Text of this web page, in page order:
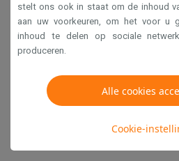
stelt ons ook in staat om de inhoud
aan uw voorkeuren, om het voor u
inhoud te delen op sociale
produceren.
Alle cookies
Cookie-